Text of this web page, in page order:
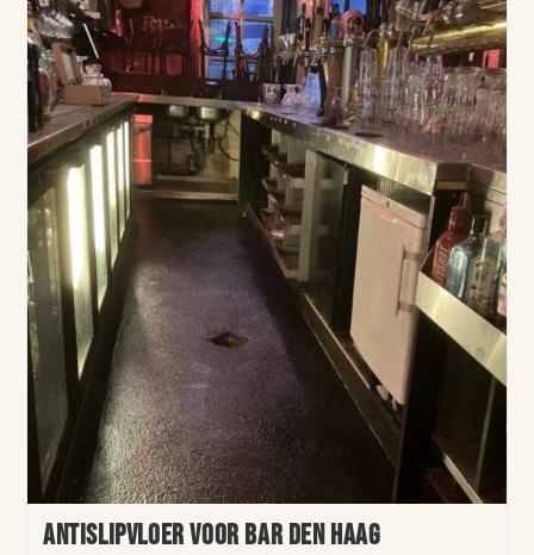
Antislipvloer voor bar Den Haag